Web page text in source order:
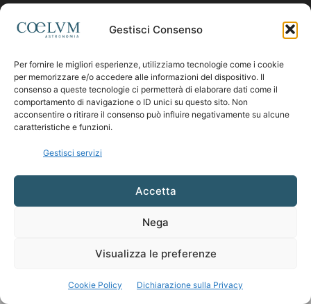
Gestisci Consenso
Per fornire le migliori esperienze, utilizziamo tecnologie come i cookie
per memorizzare e/o accedere alle informazioni del dispositivo. Il
consenso a queste tecnologie ci permetterà di elaborare dati come il
comportamento di navigazione o ID unici su questo sito. Non
acconsentire o ritirare il consenso può influire negativamente su alcune
caratteristiche e funzioni.
Gestisci servizi
Accetta
Nega
Visualizza le preferenze
Cookie Policy Dichiarazione sulla Privacy
SEGUICI